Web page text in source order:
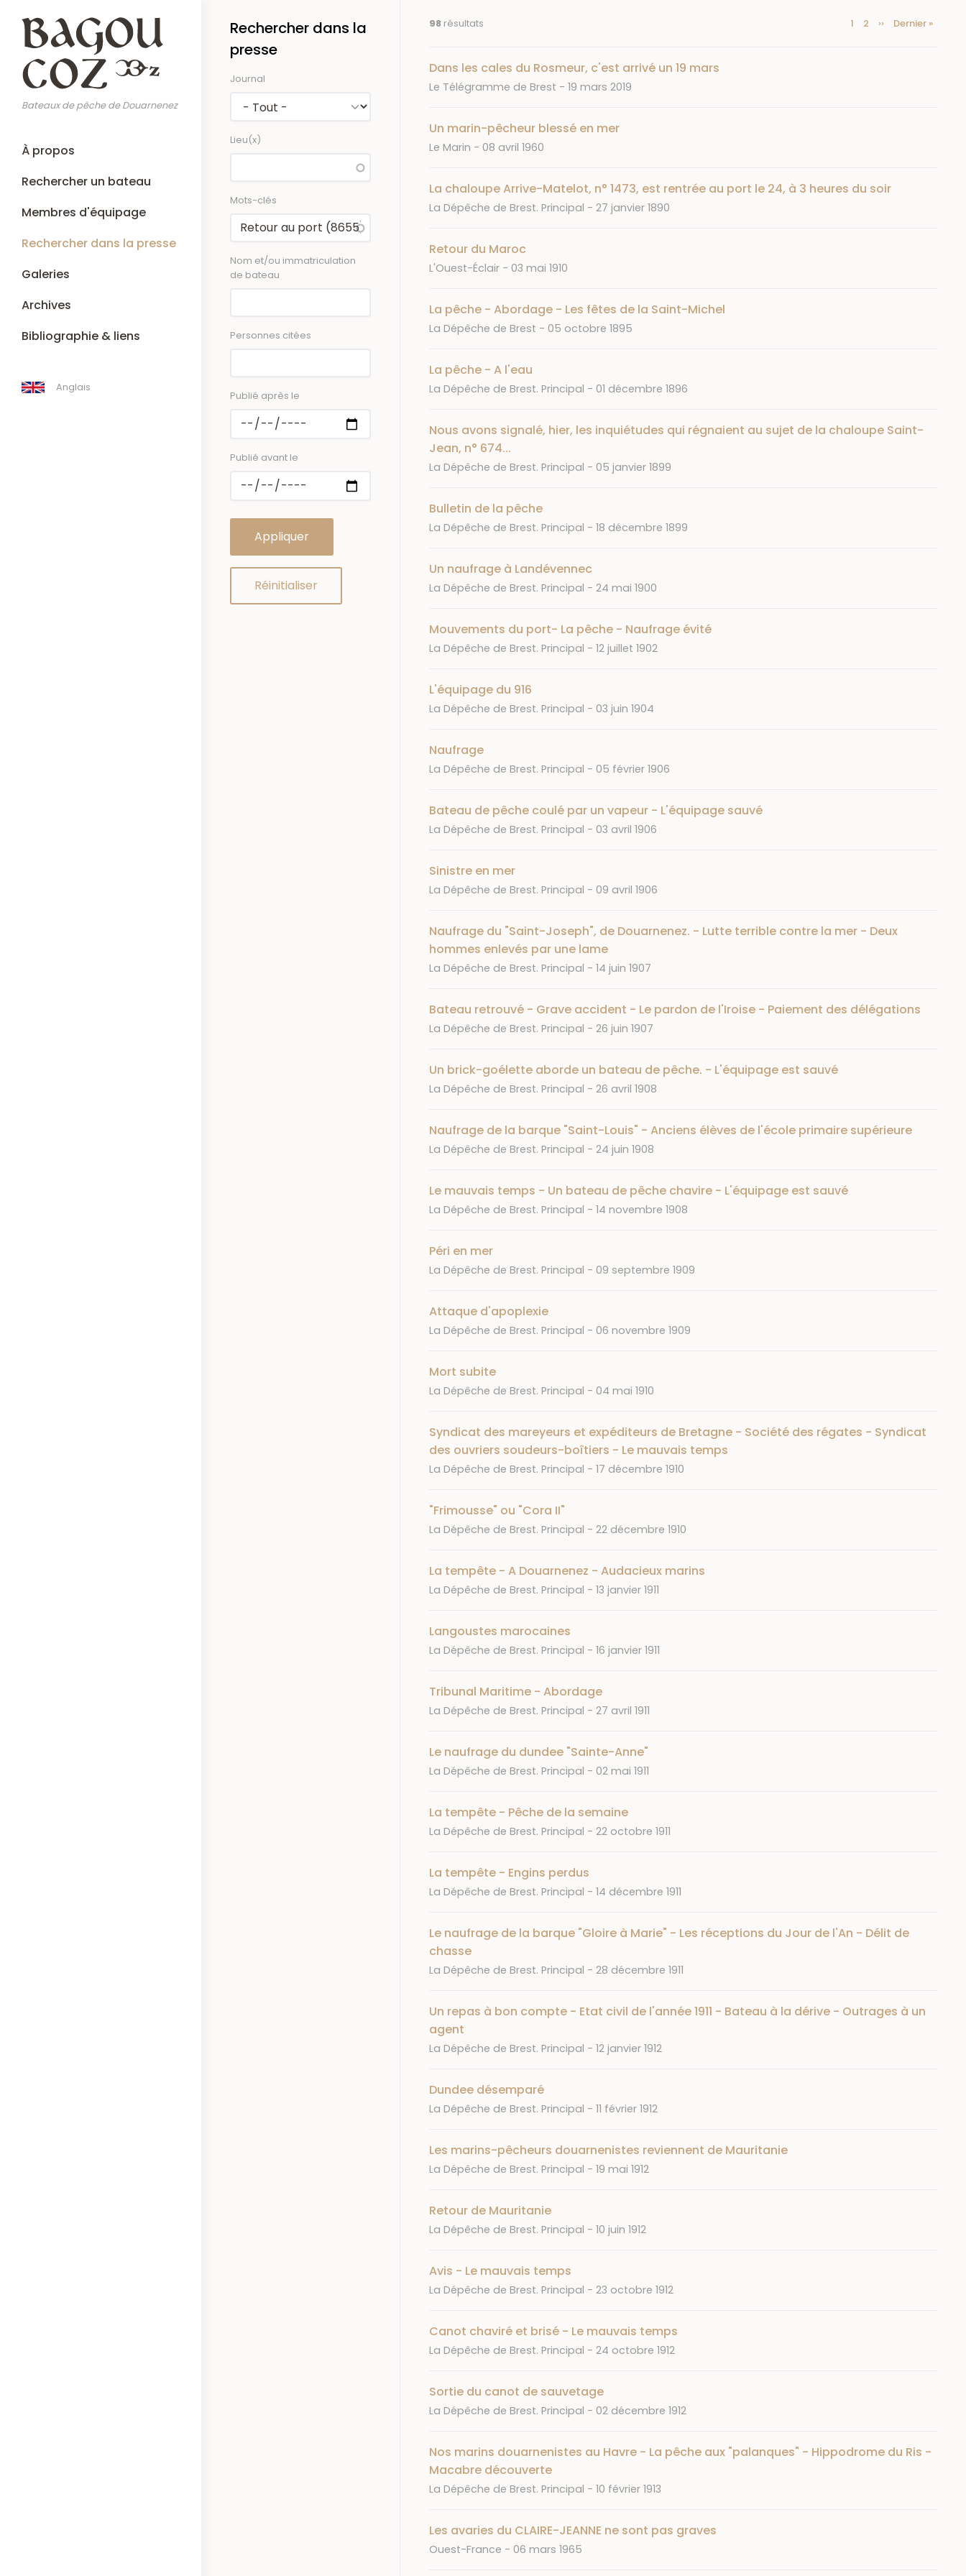
contenu
principal
Bateaux de pêche de Douarnenez
Main
navigation
À propos
Rechercher un bateau
Membres d'équipage
Rechercher dans la presse
Galeries
Archives
Bibliographie & liens
Anglais
Rechercher dans la
presse
Journal
Lieu(x)
Mots-clés
Nom et/ou immatriculation
de bateau
Personnes citées
Publié après le
Publié avant le
98 résultats
Pagination
Page
1 Page
2
Page
››
Dernière
Dernier »
Dans les cales du Rosmeur, c'est arrivé un 19 mars
Journal
Le Télégramme de Brest Date
19 mars 2019
Un marin-pêcheur blessé en mer
Journal
Le Marin Date
08 avril 1960
La chaloupe Arrive-Matelot, n° 1473, est rentrée au port le 24, à 3 heures du soir
Journal
La Dépêche de Brest. Principal Date
27 janvier 1890
Retour du Maroc
Journal
L'Ouest-Éclair Date
03 mai 1910
La pêche - Abordage - Les fêtes de la Saint-Michel
Journal
La Dépêche de Brest Date
05 octobre 1895
La pêche - A l'eau
Journal
La Dépêche de Brest. Principal Date
01 décembre 1896
Nous avons signalé, hier, les inquiétudes qui régnaient au sujet de la chaloupe Saint-
Jean, n° 674...
Journal
La Dépêche de Brest. Principal Date
05 janvier 1899
Bulletin de la pêche
Journal
La Dépêche de Brest. Principal Date
18 décembre 1899
Un naufrage à Landévennec
Journal
La Dépêche de Brest. Principal Date
24 mai 1900
Mouvements du port- La pêche - Naufrage évité
Journal
La Dépêche de Brest. Principal Date
12 juillet 1902
L'équipage du 916
Journal
La Dépêche de Brest. Principal Date
03 juin 1904
Naufrage
Journal
La Dépêche de Brest. Principal Date
05 février 1906
Bateau de pêche coulé par un vapeur - L'équipage sauvé
Journal
La Dépêche de Brest. Principal Date
03 avril 1906
Sinistre en mer
Journal
La Dépêche de Brest. Principal Date
09 avril 1906
Naufrage du "Saint-Joseph", de Douarnenez. - Lutte terrible contre la mer - Deux
hommes enlevés par une lame
Journal
La Dépêche de Brest. Principal Date
14 juin 1907
Bateau retrouvé - Grave accident - Le pardon de l'Iroise - Paiement des délégations
Journal
La Dépêche de Brest. Principal Date
26 juin 1907
Un brick-goélette aborde un bateau de pêche. - L'équipage est sauvé
Journal
La Dépêche de Brest. Principal Date
26 avril 1908
Naufrage de la barque "Saint-Louis" - Anciens élèves de l'école primaire supérieure
Journal
La Dépêche de Brest. Principal Date
24 juin 1908
Le mauvais temps - Un bateau de pêche chavire - L'équipage est sauvé
Journal
La Dépêche de Brest. Principal Date
14 novembre 1908
Péri en mer
Journal
La Dépêche de Brest. Principal Date
09 septembre 1909
Attaque d'apoplexie
Journal
La Dépêche de Brest. Principal Date
06 novembre 1909
Mort subite
Journal
La Dépêche de Brest. Principal Date
04 mai 1910
Syndicat des mareyeurs et expéditeurs de Bretagne - Société des régates - Syndicat
des ouvriers soudeurs-boîtiers - Le mauvais temps
Journal
La Dépêche de Brest. Principal Date
17 décembre 1910
"Frimousse" ou "Cora II"
Journal
La Dépêche de Brest. Principal Date
22 décembre 1910
La tempête - A Douarnenez - Audacieux marins
Journal
La Dépêche de Brest. Principal Date
13 janvier 1911
Langoustes marocaines
Journal
La Dépêche de Brest. Principal Date
16 janvier 1911
Tribunal Maritime - Abordage
Journal
La Dépêche de Brest. Principal Date
27 avril 1911
Le naufrage du dundee "Sainte-Anne"
Journal
La Dépêche de Brest. Principal Date
02 mai 1911
La tempête - Pêche de la semaine
Journal
La Dépêche de Brest. Principal Date
22 octobre 1911
La tempête - Engins perdus
Journal
La Dépêche de Brest. Principal Date
14 décembre 1911
Le naufrage de la barque "Gloire à Marie" - Les réceptions du Jour de l'An - Délit de
chasse
Journal
La Dépêche de Brest. Principal Date
28 décembre 1911
Un repas à bon compte - Etat civil de l'année 1911 - Bateau à la dérive - Outrages à un
agent
Journal
La Dépêche de Brest. Principal Date
12 janvier 1912
Dundee désemparé
Journal
La Dépêche de Brest. Principal Date
11 février 1912
Les marins-pêcheurs douarnenistes reviennent de Mauritanie
Journal
La Dépêche de Brest. Principal Date
19 mai 1912
Retour de Mauritanie
Journal
La Dépêche de Brest. Principal Date
10 juin 1912
Avis - Le mauvais temps
Journal
La Dépêche de Brest. Principal Date
23 octobre 1912
Canot chaviré et brisé - Le mauvais temps
Journal
La Dépêche de Brest. Principal Date
24 octobre 1912
Sortie du canot de sauvetage
Journal
La Dépêche de Brest. Principal Date
02 décembre 1912
Nos marins douarnenistes au Havre - La pêche aux "palanques" - Hippodrome du Ris -
Macabre découverte
Journal
La Dépêche de Brest. Principal Date
10 février 1913
Les avaries du CLAIRE-JEANNE ne sont pas graves
Journal
Ouest-France Date
06 mars 1965